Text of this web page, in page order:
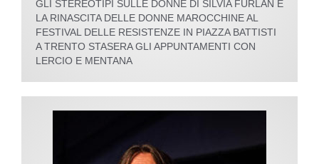
GLI STEREOTIPI SULLE DONNE DI SILVIA FURLAN E
LA RINASCITA DELLE DONNE MAROCCHINE AL
FESTIVAL DELLE RESISTENZE IN PIAZZA BATTISTI
A TRENTO STASERA GLI APPUNTAMENTI CON
LERCIO E MENTANA